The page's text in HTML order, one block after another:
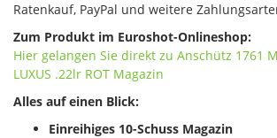
Ratenkauf, PayPal und weitere
Zum Produkt im Euroshot-Onlineshop:
Hier gelangen Sie direkt zu Anschütz 1761
LUXUS​ .22lr ROT Magazin
Alles auf einen Blick:
Einreihiges 10-Schuss Magazin